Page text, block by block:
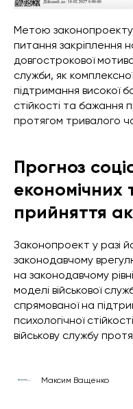
Метою
питання закріплення
довгострокової
служби, як
підтримання високої
стійкості та бажання
протягом тривалого
Прогноз
економічних
прийняття
Законопроект у разі
законодавчому
на законодавчому
моделі військової
спрямованої на
психологічної
військову службу
Максим Ващенко